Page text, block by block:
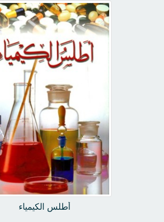
العثمانية
أطلس الكيمياء